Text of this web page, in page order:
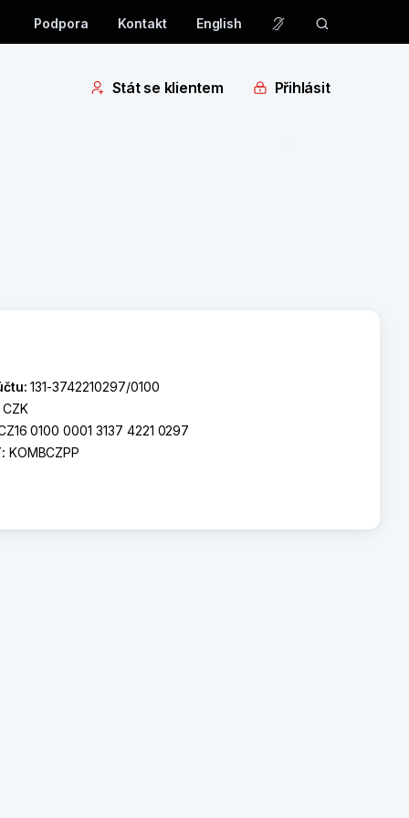
Podpora Kontakt English
Stát se klientem Přihlásit
131-3742210297/0100
CZK
0100 0001 3137 4221 0297
KOMBCZPP